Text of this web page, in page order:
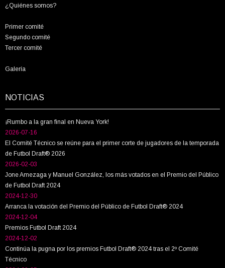
¿Quiénes somos?
Primer comité
Segundo comité
Tercer comité
Galería
NOTICIAS
¡Rumbo a la gran final en Nueva York!
2026-07-16
El Comité Técnico se reúne para el primer corte de jugadores de la temporada
de Futbol Draft® 2026
2026-02-03
Jone Amezaga y Manuel González, los más votados en el Premio del Público
de Futbol Draft 2024
2024-12-30
Arranca la votación del Premio del Público de Futbol Draft® 2024
2024-12-04
Premios Futbol Draft 2024
2024-12-02
Continúa la pugna por los premios Futbol Draft® 2024 tras el 2º Comité
Técnico